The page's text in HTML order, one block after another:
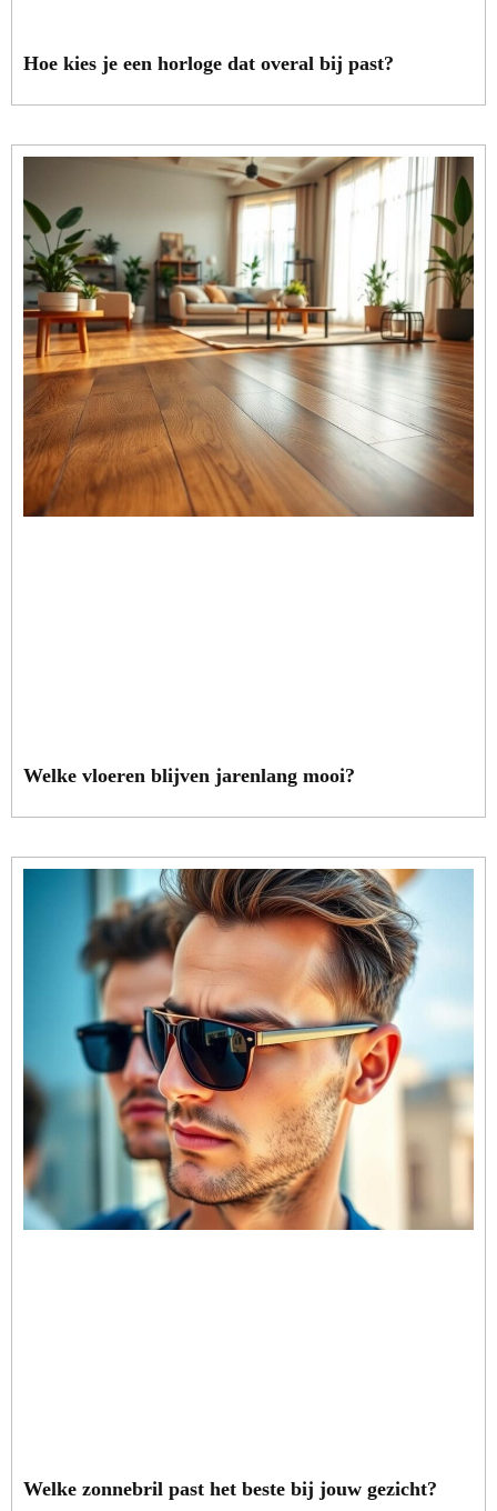
Hoe kies je een horloge dat overal bij past?
Welke vloeren blijven jarenlang mooi?
Welke zonnebril past het beste bij jouw gezicht?